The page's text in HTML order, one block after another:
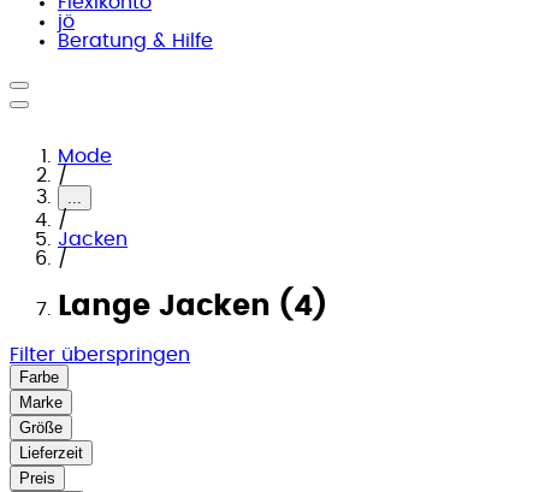
jö
Beratung & Hilfe
Mode
/
...
/
Jacken
/
Lange Jacken (4)
Filter überspringen
Farbe
Marke
Größe
Lieferzeit
Preis